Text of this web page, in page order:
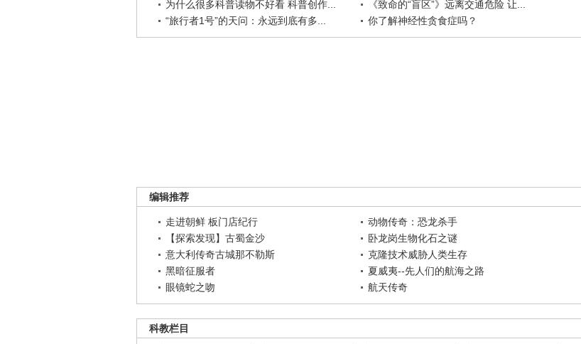
为什么很多科普读物不好看 科普创作...
《致命的“盲区”》远离交通危险 让...
“旅行者1号”的天问：永远到底有多...
你了解神经性贪食症吗？
编辑推荐
走进朝鲜 板门店纪行
动物传奇：恐龙杀手
【探索发现】古蜀金沙
卧龙岗生物化石之谜
意大利传奇古城那不勒斯
克隆技术威胁人类生存
黑暗征服者
夏威夷--先人们的航海之路
眼镜蛇之吻
航天传奇
科教栏目